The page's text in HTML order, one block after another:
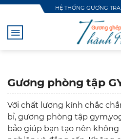
Skip
content
HỆ THỐNG GƯƠNG
Gương phòng tập
Với chất lượng kính chắc
bỉ, gương phòng tập
bảo giúp bạn tạo nên